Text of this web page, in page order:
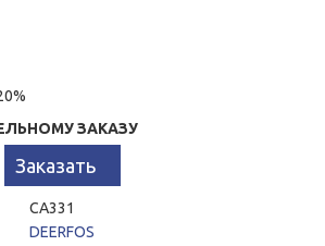
ЗАКАЗУ
Заказать
CA331
DEERFOS